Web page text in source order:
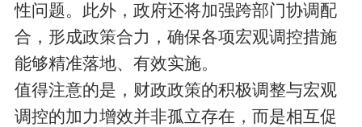
性问题。此外，政府还将加强跨部门协调配
合，形成政策合力，确保各项宏观调控措施
能够精准落地、有效实施。
值得注意的是，财政政策的积极调整与宏观
调控的加力增效并非孤立存在，而是相互促